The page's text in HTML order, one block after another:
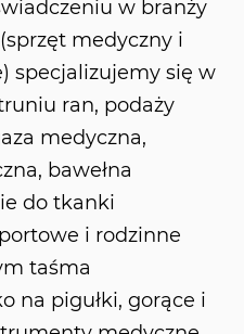
w branży
medyczny i
specjalizujemy się w
ran, podaży
medyczna,
bawełna
do tkanki
i rodzinne
taśma
na pigułki, gorące i